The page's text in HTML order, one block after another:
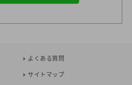
よくある質問
サイトマップ